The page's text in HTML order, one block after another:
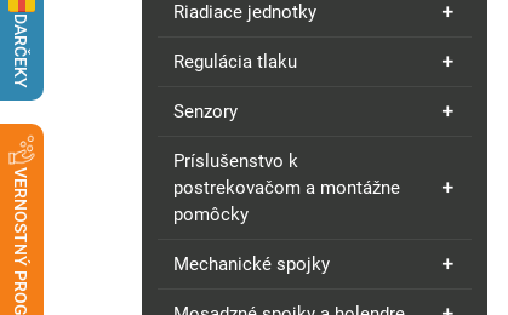
Riadiace jednotky
Regulácia tlaku
Senzory
Príslušenstvo k
postrekovačom a montážne
pomôcky
Mechanické spojky
DARČEKY
VERNOSTNÝ PROGRAM